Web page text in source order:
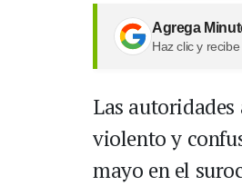
Agrega
Haz clic y
Las
violento y
mayo en el